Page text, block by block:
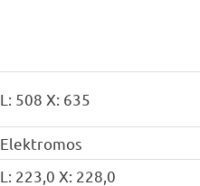
L: 508 X: 635
Elektromos
L: 223,0 X: 228,0